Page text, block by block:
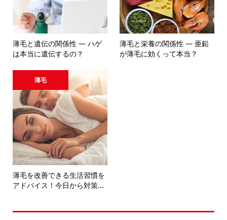
薄毛と遺伝の関係性 ― ハゲ
は本当に遺伝するの？
薄毛と栄養の関係性 ― 亜鉛
が薄毛に効くって本当？
薄毛
薄毛を改善できる生活習慣を
アドバイス！今日から対策...